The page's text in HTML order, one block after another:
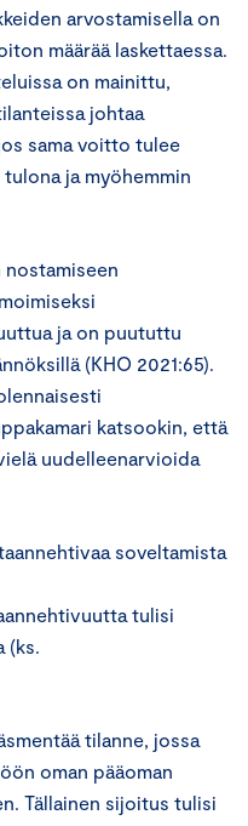
arvostamisella on
määrää laskettaessa.
on mainittu,
johtaa
sama voitto tulee
ja myöhemmin
nostamiseen
ja on puututtu
(KHO 2021:65).
katsookin, että
uudelleenarvioida
soveltamista
tulisi
(ks.
tilanne, jossa
oman pääoman
Tällainen sijoitus tulisi